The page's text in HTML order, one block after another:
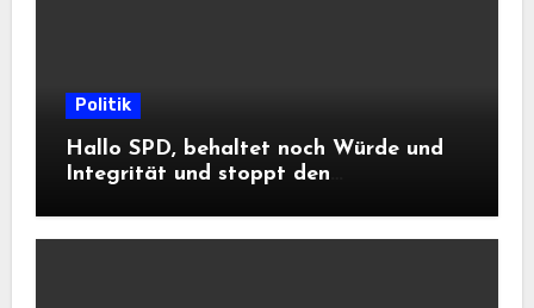
Politik
Hallo SPD, behaltet noch Würde und
Integrität und stoppt den
Informationsfreiheit!